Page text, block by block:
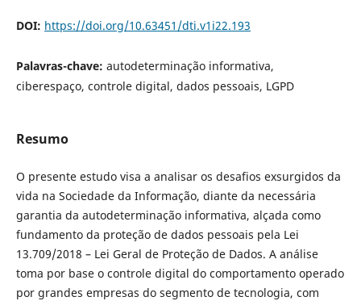
DOI: https://doi.org/10.63451/dti.v1i22.193
Palavras-chave: autodeterminação informativa,
ciberespaço, controle digital, dados pessoais, LGPD
Resumo
O presente estudo visa a analisar os desafios exsurgidos da
vida na Sociedade da Informação, diante da necessária
garantia da autodeterminação informativa, alçada como
fundamento da proteção de dados pessoais pela Lei
13.709/2018 – Lei Geral de Proteção de Dados. A análise
toma por base o controle digital do comportamento operado
por grandes empresas do segmento de tecnologia, com